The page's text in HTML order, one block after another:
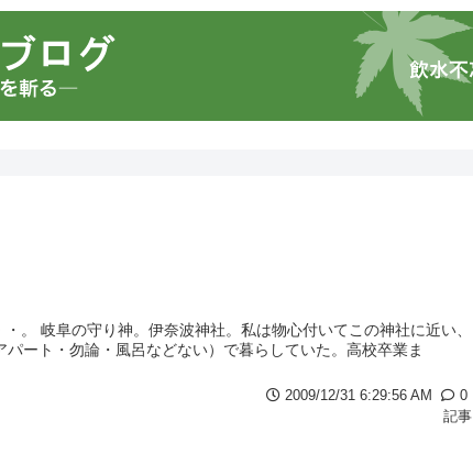
。 岐阜の守り神。伊奈波神社。私は物心付いてこの神社に近い、
ート・勿論・風呂などない）で暮らしていた。高校卒業ま
2009/12/31 6:29:56 AM
0
記事